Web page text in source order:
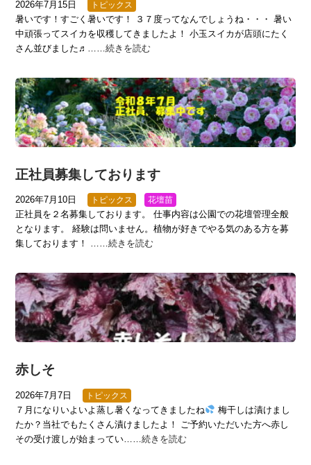
2026年7月15日 トピックス
暑いです！すごく暑いです！ ３７度ってなんでしょうね・・・ 暑い
中頑張ってスイカを収穫してきましたよ！ 小玉スイカが店頭にたく
さん並びました♬……続きを読む
正社員募集しております
2026年7月10日 トピックス 花壇苗
正社員を２名募集しております。 仕事内容は公園での花壇管理全般
となります。 経験は問いません。植物が好きでやる気のある方を募
集しております！ ……続きを読む
赤しそ
2026年7月7日 トピックス
７月になりいよいよ蒸し暑くなってきましたね
梅干しは漬けまし
たか？当社でもたくさん漬けましたよ！ ご予約いただいた方へ赤し
その受け渡しが始まってい……続きを読む